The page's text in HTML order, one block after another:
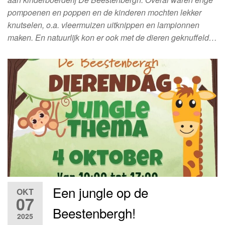
pompoenen en poppen en de kinderen mochten lekker
knutselen, o.a. vleermuizen uitknippen en lampionnen
maken. En natuurlijk kon er ook met de dieren geknuffeld…
OKT
07
2025
Een jungle op de
Beestenbergh!